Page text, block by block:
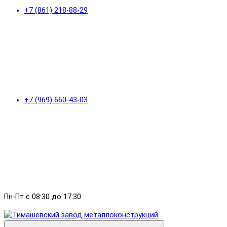
+7 (861) 218-88-29
+7 (969) 660-43-03
Пн-Пт с 08:30 до 17:30